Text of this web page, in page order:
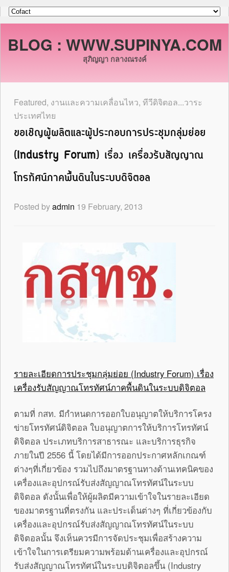
BLOG : WWW.SUPINYA.COM
สุภิญญา กลางณรงค์
Featured, งานและความเคลื่อนไหว, ทีวีดิจิตอล...วาระ
ประเทศไทย
ขอเชิญผู้ผลิตและผู้ประกอบการประชุมกลุ่มย่อย
(Industry Forum) เรื่อง เครื่องรับสัญญาณ
โทรทัศน์ภาคพื้นดินในระบบดิจิตอล
Posted byadmin 19 February, 2013
รายละเอียดการประชุมกลุ่มย่อย (Industry Forum) เรื่อง
เครื่องรับสัญญาณโทรทัศน์ภาคพื้นดินในระบบดิจิตอล
ตามที่ กสท. มีกำหนดการออกใบอนุญาตให้บริการโครง
ข่ายโทรทัศน์ดิจิตอล ใบอนุญาตการให้บริการโทรทัศน์
ดิจิตอล ประเภทบริการสาธารณะ และบริการธุรกิจ
ภายในปี 2556 นี้ โดยได้มีการออกประกาศหลักเกณฑ์
ต่างๆที่เกี่ยวข้อง รวมไปถึงมาตรฐานทางด้านเทคนิคของ
เครื่องและอุปกรณ์รับส่งสัญญาณโทรทัศน์ในระบบ
ดิจิตอล ดังนั้นเพื่อให้ผู้ผลิตมีความเข้าใจในรายละเอียด
ของมาตรฐานที่ตรงกัน และประเด็นต่างๆ ที่เกี่ยวข้องกับ
เครื่องและอุปกรณ์รับส่งสัญญาณโทรทัศน์ในระบบ
ดิจิตอลนั้น จึงเห็นควรมีการจัดประชุมเพื่อสร้างความ
เข้าใจในการเตรียมความพร้อมด้านเครื่องและอุปกรณ์
รับส่งสัญญาณโทรทัศน์ในระบบดิจิตอลขึ้น (Industry